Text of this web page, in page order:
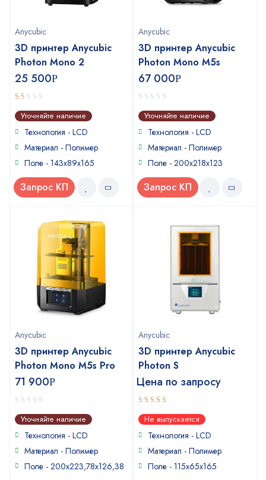
Anycubic
3D принтер Anycubic
Photon Mono 2
25 500Р
1
out
of
Уточняйте наличие
Технология - LCD
Материал - Полимер
Поле - 143х89х165
Запрос КП
Anycubic
3D принтер Anycubic
Photon Mono M5s
67 000Р
0
out
of
Уточняйте наличие
Технология - LCD
Материал - Полимер
Поле - 200x218x123
Запрос КП
Anycubic
3D принтер Anycubic
Photon Mono M5s Pro
71 900Р
0
out
of
Уточняйте наличие
Технология - LCD
Материал - Полимер
Поле - 200x223,78x126,38
Anycubic
3D принтер Anycubic
Photon S
Цена по запросу
4out of
5Не выпускается
Технология - LCD
Материал - Полимер
Поле - 115x65x165